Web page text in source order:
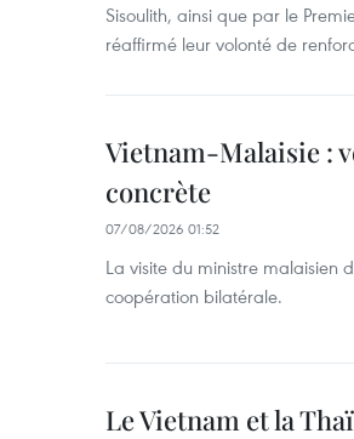
Sisoulith, ainsi que par le
réaffirmé leur volonté de
Vietnam-Malaisie :
concrète
07/08/2026 01:52
La visite du ministre malaisien
coopération bilatérale.
Le Vietnam et la